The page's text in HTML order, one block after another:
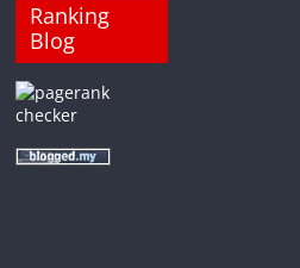
Ranking
Blog